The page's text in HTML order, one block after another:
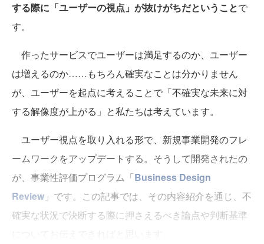
する際に「ユーザーの視点」が抜けがちだということで
す。
作ったサービスでユーザーは満足するのか、ユーザー
は増えるのか……もちろん確実なことは分かりません
が、ユーザーを起点に考えることで「不確実な未来に対
する解像度が上がる」と私たちは考えています。
ユーザー視点を取り入れる形で、新規事業開発のフレ
ームワークをアップデートする。そうして開発されたの
が、事業性評価プログラム「Business Design
Review 」です。この記事では、その内容紹介を通じ、不
確実な状況で決断する際に押さえるべき論点や判断基準